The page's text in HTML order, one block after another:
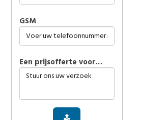
GSM
Een prijsofferte voor…